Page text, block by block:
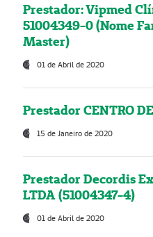
Prestador: Vipmed
51004349-0 (Nome
Master)
01 de Abril de 2020
Prestador CENTRO
15 de Janeiro de 2020
Prestador Decordis
LTDA (51004347-4)
01 de Abril de 2020